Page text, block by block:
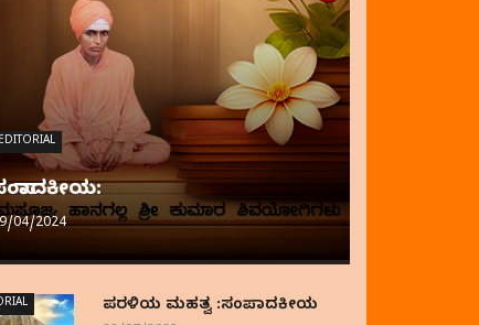
EDITORIAL
04/2024
ಪರಳಿಯ ಮಹತ್ವ :ಸಂಪಾದಕೀಯ